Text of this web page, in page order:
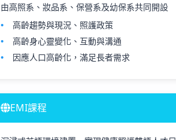
由高照系、妝品系、保營系及幼保系共同開設
高齡趨勢與現況、照護政策
高齡身心靈變化、互動與溝通
因應人口高齡化，滿足長者需求
EMI課程